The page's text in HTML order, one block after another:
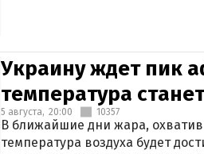
Украину ждет пик
температура
5 августа, 20:00 10357
В ближайшие дни жара,
температура воздуха будет